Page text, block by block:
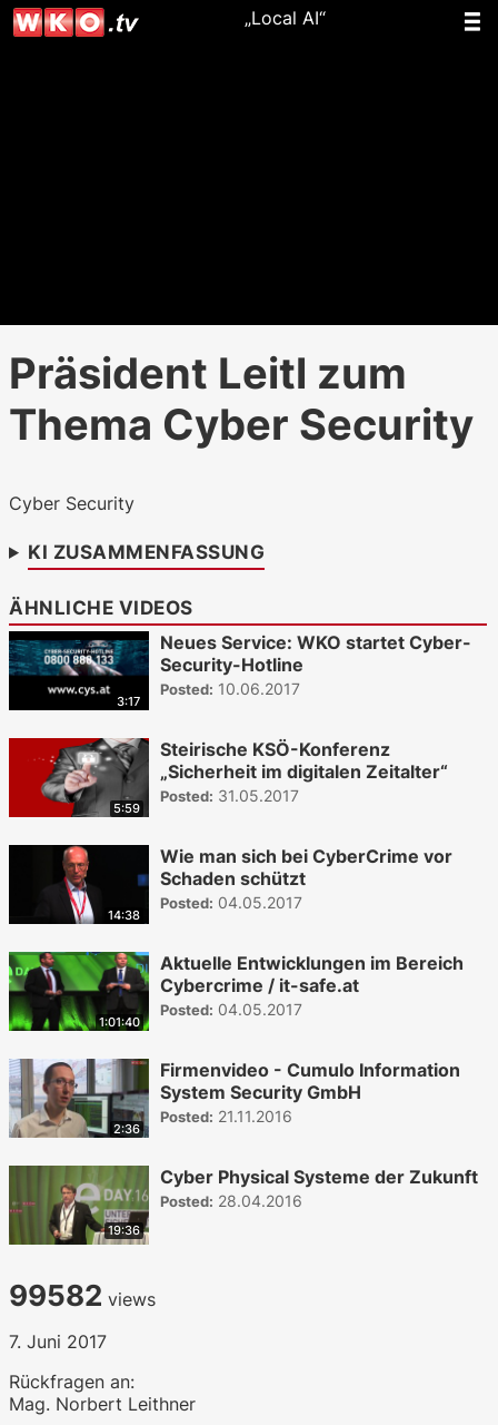
„Local AI“
Präsident Leitl zum
Thema Cyber Security
Cyber Security
KI ZUSAMMENFASSUNG
ÄHNLICHE VIDEOS
3:17
Neues Service: WKO startet Cyber-
Security-Hotline
Posted: 10.06.2017
5:59
Steirische KSÖ-Konferenz
„Sicherheit im digitalen Zeitalter“
Posted: 31.05.2017
14:38
Wie man sich bei CyberCrime vor
Schaden schützt
Posted: 04.05.2017
1:01:40
Aktuelle Entwicklungen im Bereich
Cybercrime / it-safe.at
Posted: 04.05.2017
2:36
Firmenvideo - Cumulo Information
System Security GmbH
Posted: 21.11.2016
19:36
Cyber Physical Systeme der Zukunft
Posted: 28.04.2016
99582 views
7. Juni 2017
Rückfragen an:
Mag. Norbert Leithner
WKO.tv KI (lokales LLM gemma-4-
26b-a4b-it, Blackwell)